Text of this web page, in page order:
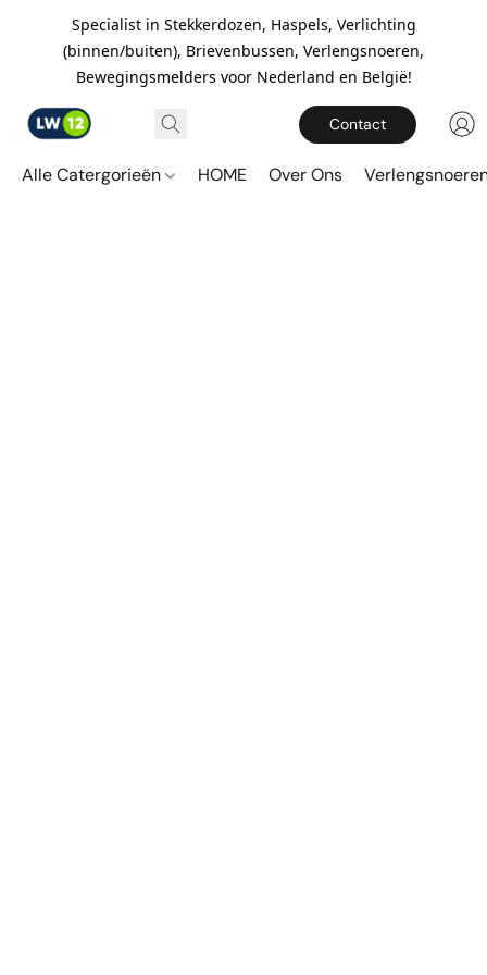
Specialist in Stekkerdozen, Haspels, Verlichting
(binnen/buiten), Brievenbussen, Verlengsnoeren,
Bewegingsmelders voor Nederland en België!
Contact
Alle Catergorieën HOME Over Ons